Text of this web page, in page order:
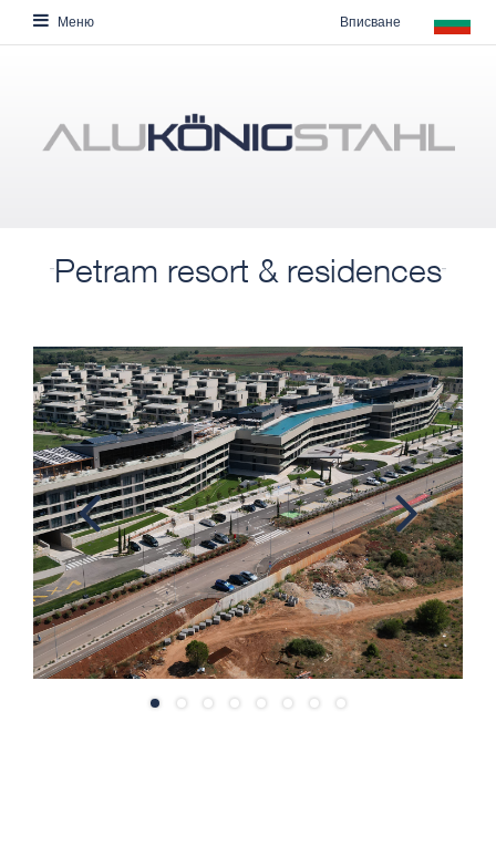
Меню Вписване
Petram resort & residences
Previ
ous
Next